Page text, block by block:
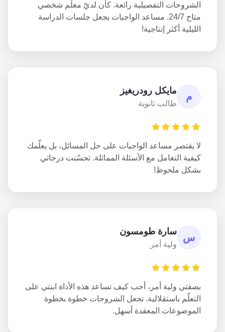
الشروحات التفصيلية رائعة. كأن لديّ معلّم شخصي
متاح 24/7. مساعد الواجبات يجعل جلسات الدراسة
الليلية أكثر إنتاجية!
م
مايكل رودريغيز
طالب ثانوية
لا يقتصر مساعد الواجبات على حل المسائل، بل يعلّمك
كيفية التعامل مع الأسئلة المماثلة. تحسّنت درجاتي
بشكل ملحوظ!
س
سارة طومسون
ولية أمر
بصفتي ولية أمر، أحب كيف تساعد هذه الأداة ابنتي على
التعلّم باستقلالية. تجعل الشروحات خطوة بخطوة
الموضوعات المعقدة أسهل.